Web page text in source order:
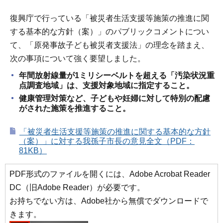
復興庁で行っている「被災者生活支援等施策の推進に関
する基本的な方針（案）」のパブリックコメントについ
て、「原発事故子ども被災者支援法」の理念を踏まえ、
次の事項について強く要望しました。
年間放射線量が1ミリシーベルトを超える「汚染状況重
点調査地域」は、支援対象地域に指定すること。
健康管理対策など、子どもや妊婦に対して特別の配慮
がされた施策を推進すること。
「被災者生活支援等施策の推進に関する基本的な方針
（案）」に対する我孫子市長の意見全文（PDF：
81KB）
PDF形式のファイルを開くには、Adobe Acrobat Reader
DC（旧Adobe Reader）が必要です。
お持ちでない方は、Adobe社から無償でダウンロードで
きます。